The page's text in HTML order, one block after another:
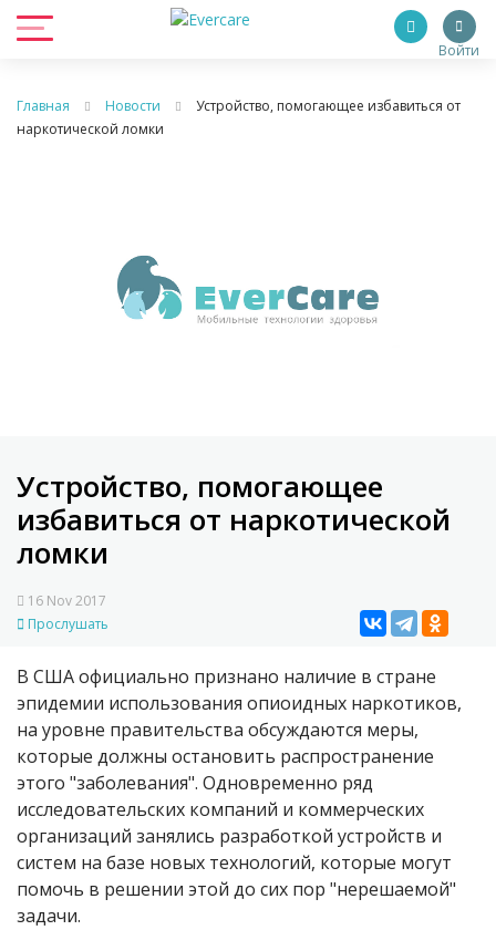
Войти
Главная Новости
Устройство, помогающее избавиться от
наркотической ломки
Устройство, помогающее
избавиться от наркотической
ломки
16 Nov 2017
Прослушать
В США официально признано наличие в стране
эпидемии использования опиоидных наркотиков,
на уровне правительства обсуждаются меры,
которые должны остановить распространение
этого "заболевания". Одновременно ряд
исследовательских компаний и коммерческих
организаций занялись разработкой устройств и
систем на базе новых технологий, которые могут
помочь в решении этой до сих пор "нерешаемой"
задачи.